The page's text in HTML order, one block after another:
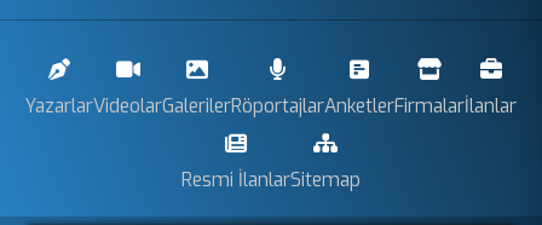
YazarlarVideolarGalerilerRöportajlarAnketlerFirmalarİlanlar
Resmi İlanlarSitemap